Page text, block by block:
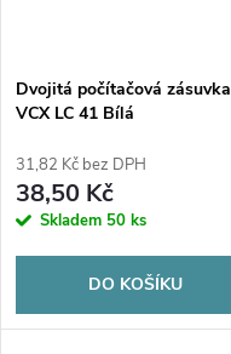
Dvojitá počítačová zásuvka
VCX LC 41 Bílá
31,82 Kč bez DPH
38,50 Kč
Skladem 50 ks
DO KOŠÍKU